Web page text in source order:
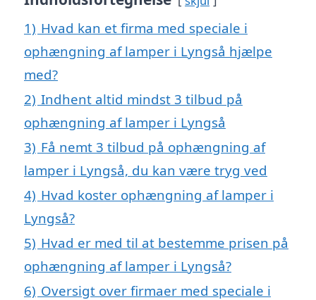
1) Hvad kan et firma med speciale i
ophængning af lamper i Lyngså hjælpe
med?
2) Indhent altid mindst 3 tilbud på
ophængning af lamper i Lyngså
3) Få nemt 3 tilbud på ophængning af
lamper i Lyngså, du kan være tryg ved
4) Hvad koster ophængning af lamper i
Lyngså?
5) Hvad er med til at bestemme prisen på
ophængning af lamper i Lyngså?
6) Oversigt over firmaer med speciale i